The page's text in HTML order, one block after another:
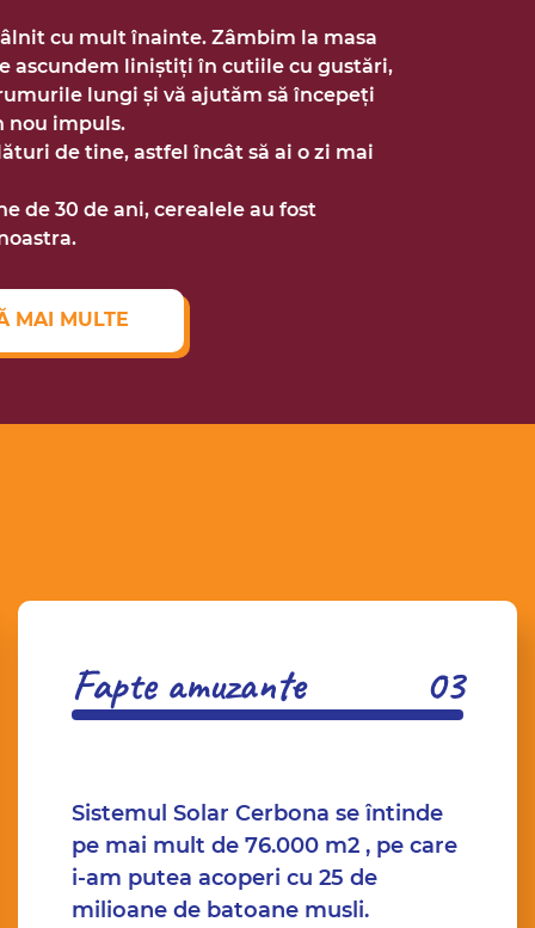
cu mult înainte. Zâmbim la masa
ascundem liniștiți în cutiile cu gustări,
lungi și vă ajutăm să începeți
nou impuls.
de tine, astfel încât să ai o zi mai
de 30 de ani, cerealele au fost
MAI MULTE
Fapte amuzante
Sistemul Solar Cerbona se întinde
pe mai mult de 76.000 m2 , pe care
i-am putea acoperi cu 25 de
milioane de batoane musli.